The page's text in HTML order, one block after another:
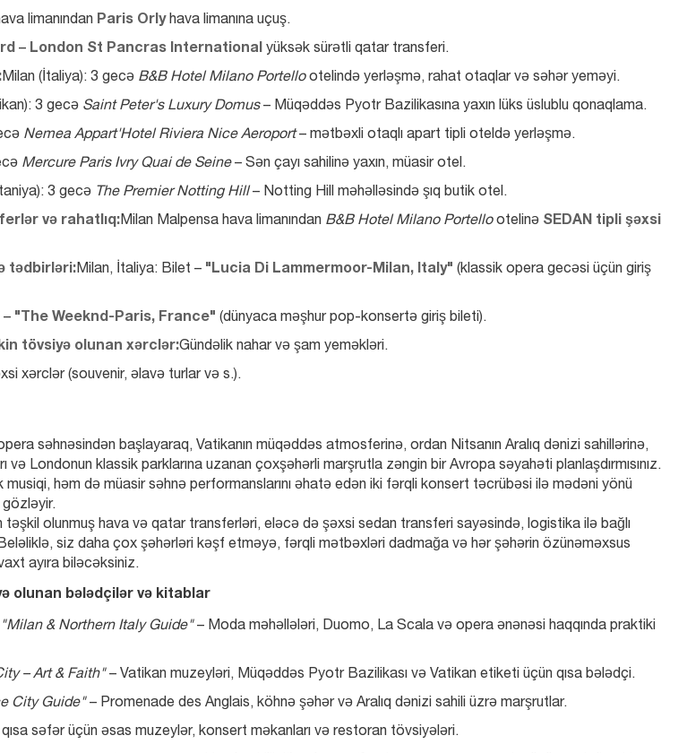
limanından Paris Orly hava limanına uçuş.
– London St Pancras International yüksək sürətli qatar transferi.
Milan (İtaliya): 3 gecə B&B Hotel Milano Portello otelində yerləşmə, rahat otaqlar və səhər yeməyi.
3 gecə Saint Peter's Luxury Domus – Müqəddəs Pyotr Bazilikasına yaxın lüks üslublu qonaqlama.
Nemea Appart'Hotel Riviera Nice Aeroport – mətbəxli otaqlı apart tipli oteldə yerləşmə.
Mercure Paris Ivry Quai de Seine – Sən çayı sahilinə yaxın, müasir otel.
3 gecə The Premier Notting Hill – Notting Hill məhəlləsində şıq butik otel.
və rahatlıq:Milan Malpensa hava limanından B&B Hotel Milano Portello otelinə SEDAN tipli şəxsi
tədbirləri:Milan, İtaliya: Bilet – "Lucia Di Lammermoor-Milan, Italy" (klassik opera gecəsi üçün giriş
– "The Weeknd-Paris, France" (dünyaca məşhur pop-konsertə giriş bileti).
tövsiyə olunan xərclər:Gündəlik nahar və şam yeməkləri.
xərclər (souvenir, əlavə turlar və s.).
səhnəsindən başlayaraq, Vatikanın müqəddəs atmosferinə, ordan Nitsanın Aralıq dənizi sahillərinə,
və Londonun klassik parklarına uzanan çoxşəhərli marşrutla zəngin bir Avropa səyahəti planlaşdırmısınız.
həm də müasir səhnə performanslarını əhatə edən iki fərqli konsert təcrübəsi ilə mədəni yönü
gözləyir.
olunmuş hava və qatar transferləri, eləcə də şəxsi sedan transferi sayəsində, logistika ilə bağlı
siz daha çox şəhərləri kəşf etməyə, fərqli mətbəxləri dadmağa və hər şəhərin özünəməxsus
ayıra biləcəksiniz.
olunan bələdçilər və kitablar
"Milan & Northern Italy Guide" – Moda məhəllələri, Duomo, La Scala və opera ənənəsi haqqında praktiki
– Art & Faith" – Vatikan muzeyləri, Müqəddəs Pyotr Bazilikası və Vatikan etiketi üçün qısa bələdçi.
City Guide" – Promenade des Anglais, köhnə şəhər və Aralıq dənizi sahili üzrə marşrutlar.
səfər üçün əsas muzeylər, konsert məkanları və restoran tövsiyələri.